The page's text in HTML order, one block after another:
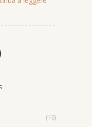
(16)